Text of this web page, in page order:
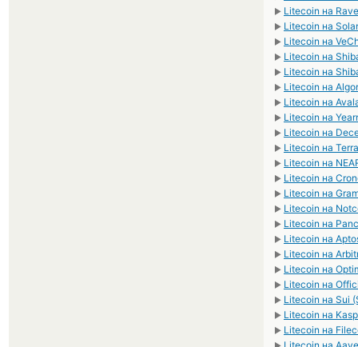
► Litecoin на
► Litecoin на
► Litecoin на
► Litecoin на
► Litecoin на
► Litecoin на
► Litecoin на
► Litecoin на
► Litecoin на
► Litecoin на
► Litecoin на
► Litecoin на
► Litecoin на
► Litecoin на
► Litecoin на
► Litecoin на
► Litecoin на
► Litecoin на
► Litecoin на
► Litecoin на Sui
► Litecoin на
► Litecoin на